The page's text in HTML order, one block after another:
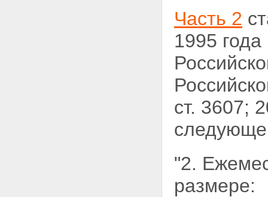
Часть 2
1995
ст. 3607;
"2.
размере: